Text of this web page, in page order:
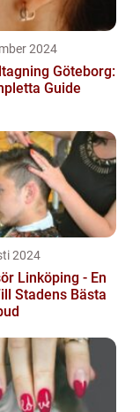
2024
Göteborg:
Guide
2024
Linköping - En
Stadens Bästa